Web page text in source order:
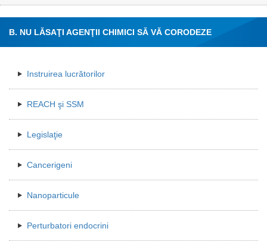
B. NU LĂSAŢI AGENŢII CHIMICI SĂ VĂ CORODEZE
Instruirea lucrătorilor
REACH şi SSM
Legislaţie
Cancerigeni
Nanoparticule
Perturbatori endocrini